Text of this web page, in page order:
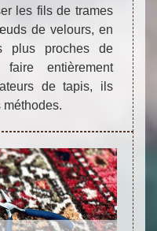
les fils de trames
de velours, en
plus proches de
faire entièrement
de tapis, ils